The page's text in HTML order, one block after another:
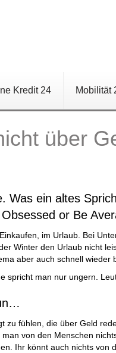
Kredit 24 Mobilität
über
ein altes
or Be
im Urlaub. Bei
Winter den Urlaub nicht
aber auch schnell wieder
spricht man nur ungern.
zu fühlen, die über Geld
von den Menschen
Ihr könnt auch nichts von